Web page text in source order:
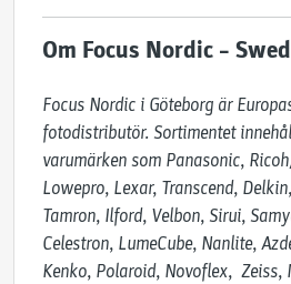
Om Focus Nordic –
Focus Nordic i Göteborg är
fotodistributör. Sortimentet
varumärken som Panasonic,
Lowepro, Lexar, Transcend,
Tamron, Ilford, Velbon, Sirui,
Celestron, LumeCube, Nanlite,
Kenko, Polaroid, Novoflex,  Zeiss,